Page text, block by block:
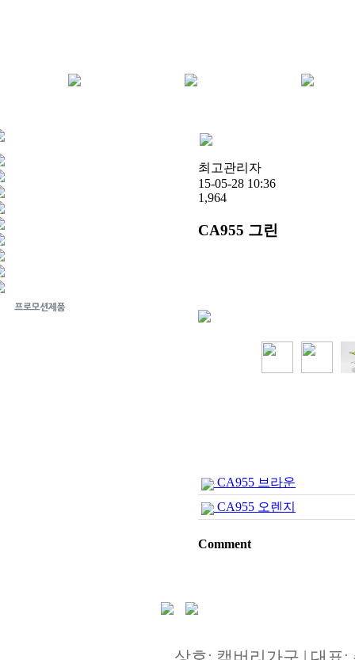
최고관리자
15-05-28 10:36
1,964
CA955 그린
CA955 브라운
CA955 오렌지
Comment